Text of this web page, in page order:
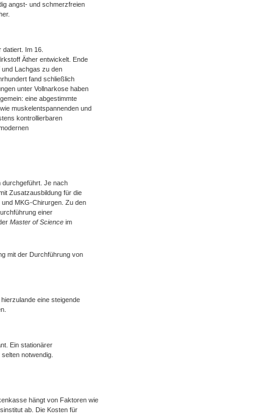
angst- und schmerzfreien
Im 16.
Äther entwickelt. Ende
Lachgas zu den
fand schließlich
unter Vollnarkose haben
eine abgestimmte
muskelentspannenden und
kontrollierbaren
durchgeführt. Je nach
Zusatzausbildung für die
MKG-Chirurgen. Zu den
einer
Master of Scienceim
mit der Durchführung von
eine steigende
Ein stationärer
notwendig.
hängt von Faktoren wie
ab. Die Kosten für